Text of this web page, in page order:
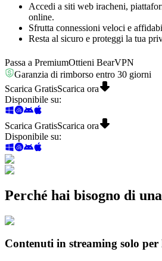
Accedi a siti web iracheni,
online.
Sfrutta connessioni veloci e
Resta al sicuro e proteggi la tua
Passa a PremiumOttieni BearVPN
Garanzia di rimborso entro 30 giorni
Scarica GratisScarica ora
Disponibile su:
Scarica GratisScarica ora
Disponibile su:
Perché hai bisogno di
Contenuti in streaming solo